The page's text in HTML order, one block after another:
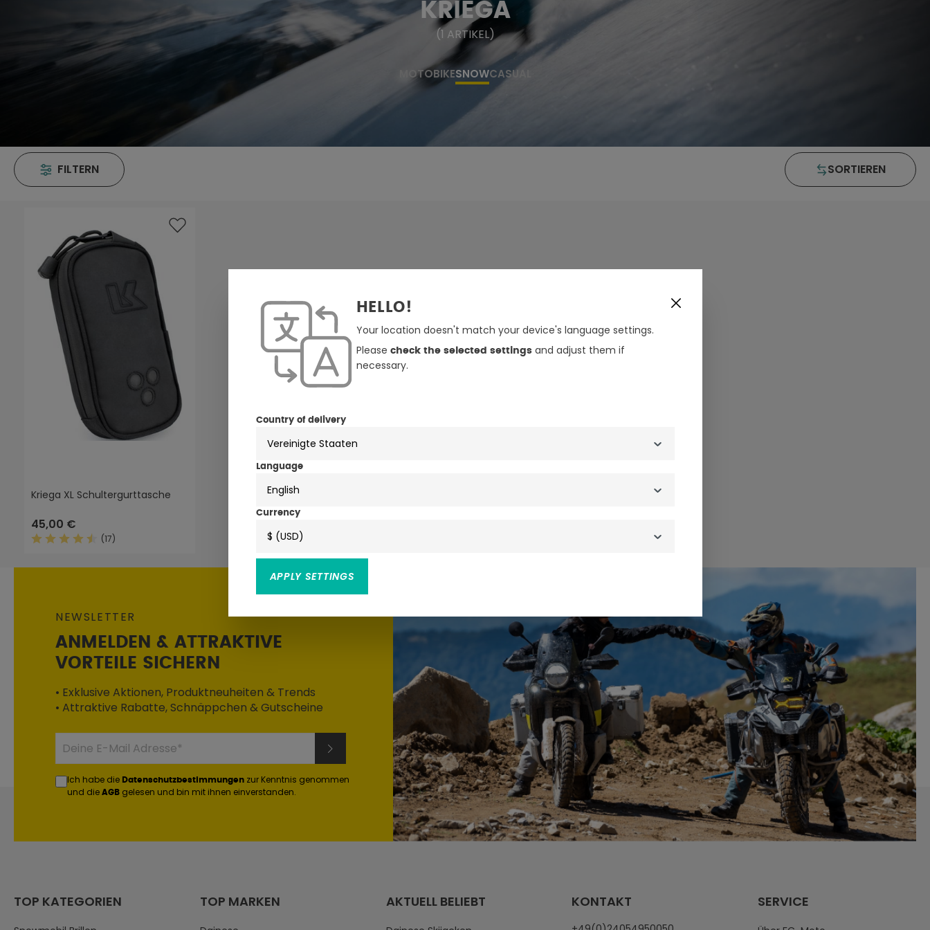
KRIEGA
(1 ARTIKEL)
MOTOBIKESNOWCASUAL
FILTERN SORTIEREN
Kriega XL Schultergurttasche
45,00 €
Durchschnittliche Bewertung von 4.5 von 5 Sternen
(17)
NEWSLETTER
ANMELDEN & ATTRAKTIVE
VORTEILE SICHERN
• Exklusive Aktionen, Produktneuheiten & Trends
• Attraktive Rabatte, Schnäppchen & Gutscheine
Ich habe die Datenschutzbestimmungen zur Kenntnis genommen
und die AGB gelesen und bin mit ihnen einverstanden.
TOP KATEGORIEN TOP MARKEN AKTUELL BELIEBT KONTAKT SERVICE
HELLO!
Your location doesn't match your device's language settings.
Please check the selected settingsand adjust them if
necessary.
Country of delivery
Language
English
Currency
$ (USD)
APPLY SETTINGS